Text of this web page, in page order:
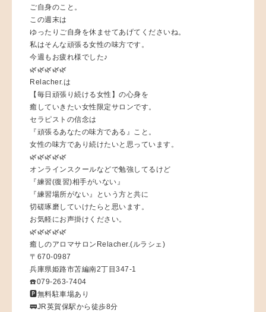
ご自身のこと。
この週末は
ゆったりご自身を休ませてあげてくださいね。
私はそんな頑張る女性の味方です。
今週もお疲れ様でした♪
🌿🌿🌿🌿🌿
Relacher.は
【毎日頑張り続ける女性】の心身を
癒していきたい女性限定サロンです。
セラピストの信念は
『頑張るあなたの味方である』こと。
女性の味方であり続けたいと思っています。
🌿🌿🌿🌿🌿
オンラインスクールなどで勉強してるけど
『練習(復習)相手がいない』
『練習場所がない』という方と共に
切磋琢磨していけたらと思います。
お気軽にお声掛けください。
🌿🌿🌿🌿🌿
癒しのアロマサロンRelacher.(ルラシェ)
〒670-0987
兵庫県姫路市苫編南2丁目347-1
☎️079-263-7404
🅿️無料駐車場あり
🚃JR英賀保駅から徒歩8分